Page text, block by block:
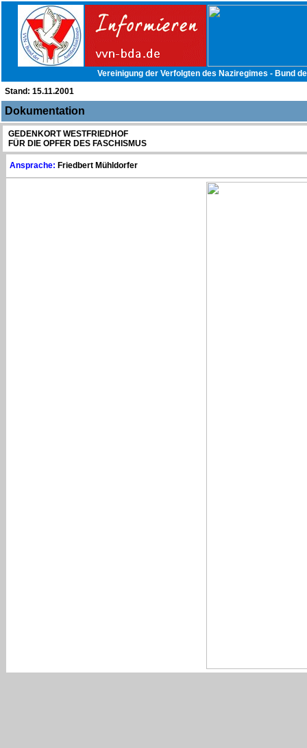
Vereinigung der Verfolgten des Naziregimes - Bund
Stand: 15.11.2001
Dokumentation
GEDENKORT WESTFRIEDHOF
FÜR DIE OPFER DES FASCHISMUS
Ansprache: Friedbert Mühldorfer